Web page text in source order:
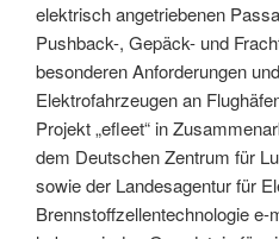
elektrisch angetriebenen
Pushback-, Gepäck- und
besonderen Anforderungen
Elektrofahrzeugen an
Projekt „efleet“ in
dem Deutschen Zentrum für
sowie der Landesagentur für
Brennstoffzellentechnologie